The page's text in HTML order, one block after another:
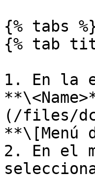
{% tabs
{% tab
1. En la
(/files/
**\[Menú
2. En el